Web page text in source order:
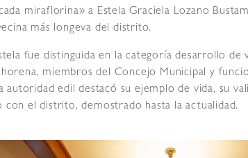
miraflorina» a Estela Graciela Lozano
más longeva del distrito.
fue distinguida en la categoría desarrollo
miembros del Concejo Municipal y
autoridad edil destacó su ejemplo de vida, su
con el distrito, demostrado hasta la actualidad.